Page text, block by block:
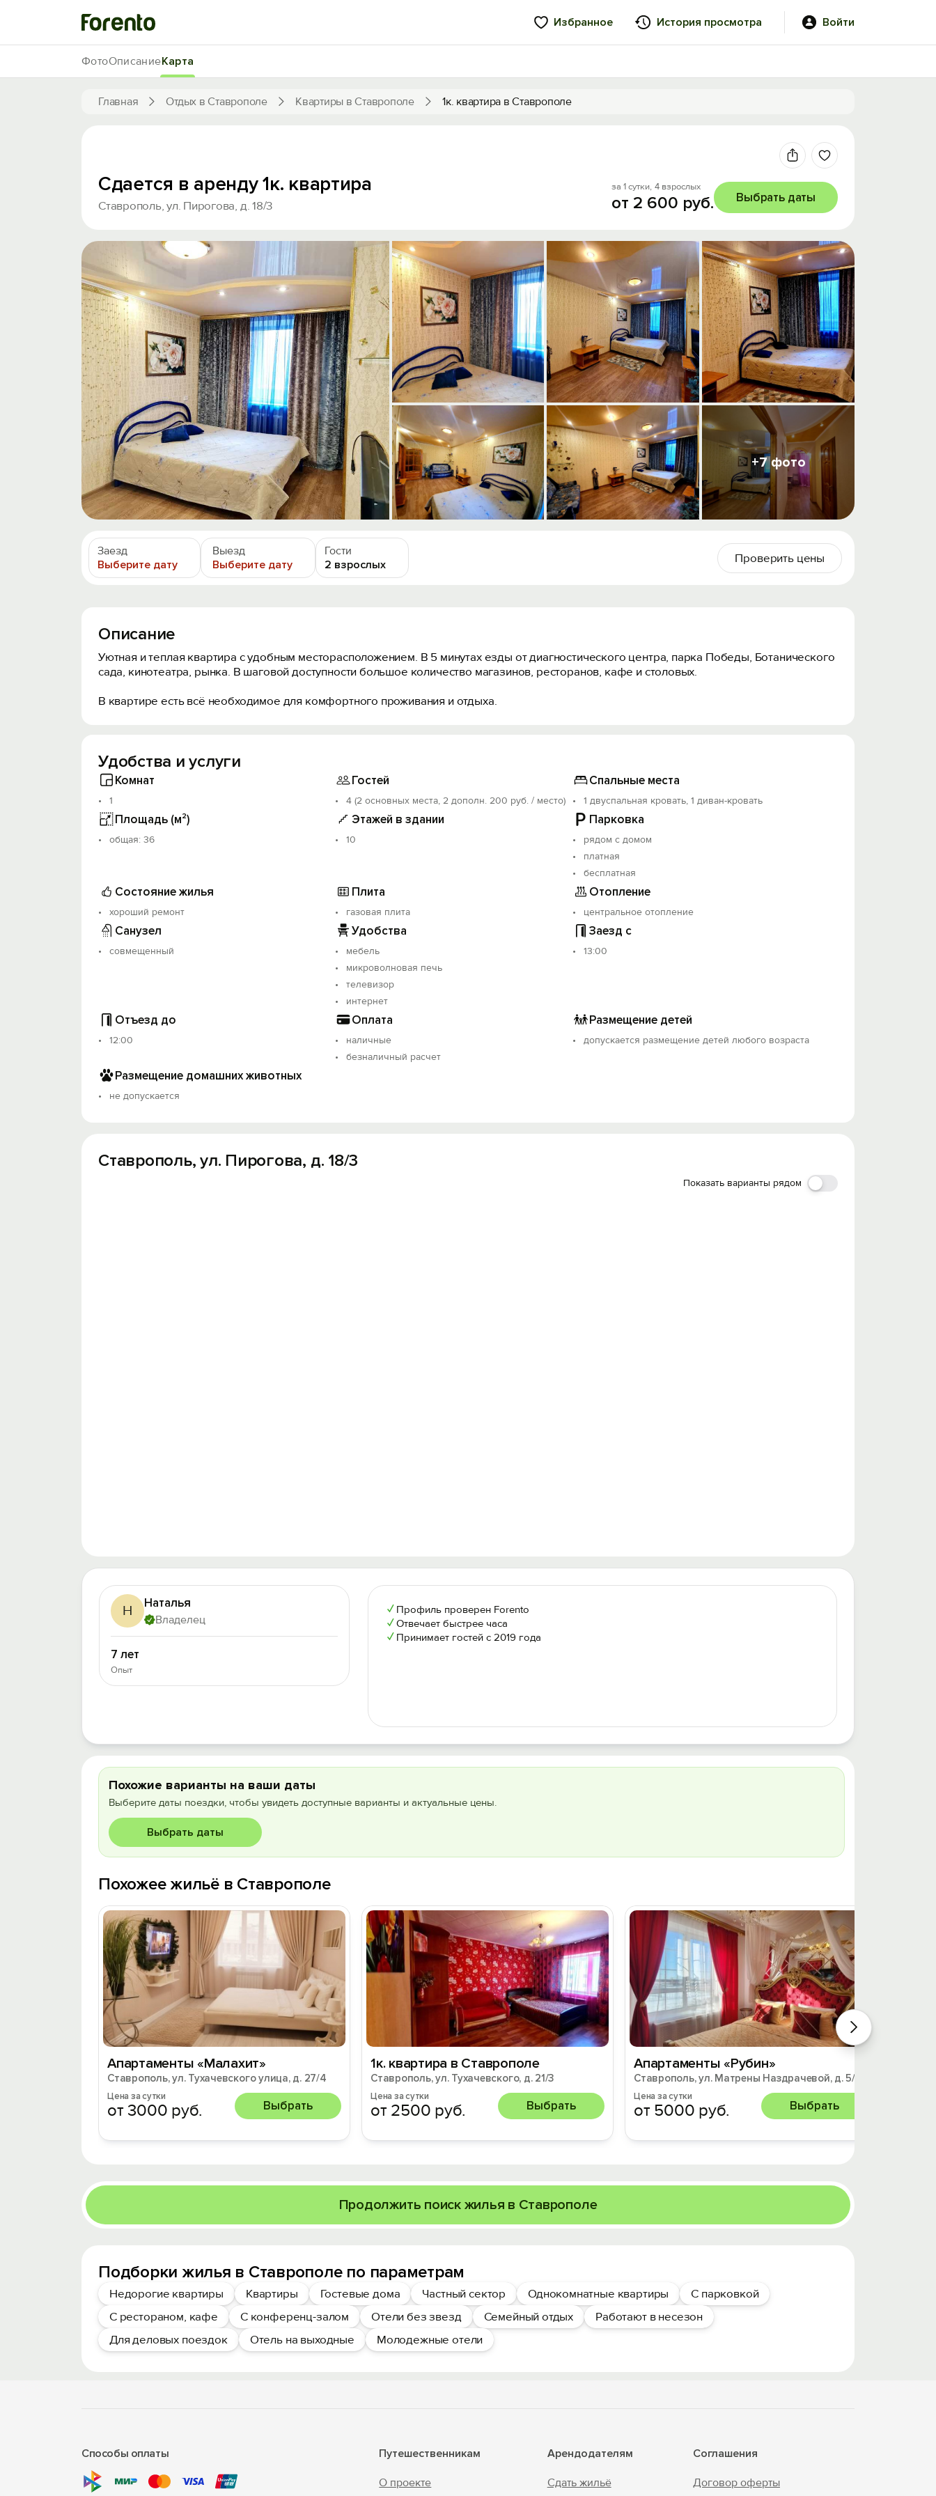
Избранное История просмотра Войти
Главная Отдых в Ставрополе Квартиры в Ставрополе 1к. квартира в Ставрополе
ФотоОписаниеКарта
+7 фото
Сдается в аренду 1к. квартира
Ставрополь, ул. Пирогова, д. 18/3
за 1 сутки, 4 взрослых
от 2 600 руб. Выбрать даты
Заезд
Выберите дату
Выезд
Выберите дату
Гости
2 взрослых
Проверить цены
Описание
Уютная и теплая квартира с удобным месторасположением. В 5 минутах езды от диагностического центра, парка Победы, Ботанического
сада, кинотеатра, рынка. В шаговой доступности большое количество магазинов, ресторанов, кафе и столовых.
В квартире есть всё необходимое для комфортного проживания и отдыха.
Удобства и услуги
Комнат
1
Гостей
4 (2 основных места, 2 дополн. 200 руб. / место)
Спальные места
1 двуспальная кровать, 1 диван-кровать
Площадь (м²)
oбщая: 36
Этажей в здании
10
Парковка
рядом с домом
платная
бесплатная
Состояние жилья
хороший ремонт
Плита
газовая плита
Отопление
центральное отопление
Санузел
совмещенный
Удобства
мебель
микроволновая печь
телевизор
интернет
Заезд с
13:00
Отъезд до
12:00
Оплата
наличные
безналичный расчет
Размещение детей
допускается размещение детей любого возраста
Размещение домашних животных
не допускается
Ставрополь, ул. Пирогова, д. 18/3
Показать варианты рядом
Н Наталья
Владелец
7 лет
Опыт
✓ Профиль проверен Forento
✓Отвечает быстрее часа
✓ Принимает гостей с 2019 года
Похожие варианты на ваши даты
Выберите даты поездки, чтобы увидеть доступные варианты и актуальные цены.
Выбрать даты
Похожее жильё в Ставрополе
Апартаменты «Малахит»
Ставрополь, ул. Тухачевского улица, д. 27/4
Цена за сутки
от 3000 руб. Выбрать
1к. квартира в Ставрополе
Ставрополь, ул. Тухачевского, д. 21/3
Цена за сутки
от 2500 руб. Выбрать
Апартаменты «Рубин»
Ставрополь, ул. Матрены Наздрачевой, д. 5/3
Цена за сутки
от 5000 руб. Выбрать
Продолжить поиск жилья в Ставрополе
Подборки жилья в Ставрополе по параметрам
Недорогие квартиры Квартиры Гостевые дома Частный сектор Однокомнатные квартиры
С парковкой
С рестораном, кафе
С конференц-залом Отели без звезд Семейный отдых
Работают в несезон
Для деловых поездок
Отель на выходные Молодежные отели
Путешественникам
О проекте
Арендодателям
Сдать жильё
Соглашения
Договор оферты
Способы оплаты